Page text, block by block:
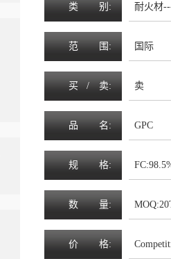
类 别: 耐火材
范 围 : 国际
买 / 卖: 卖
品 名 : GPC
规 格:
数 量:
价 格: